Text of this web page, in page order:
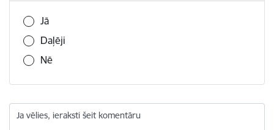
Jā
Daļēji
Nē
Ja vēlies, ieraksti šeit komentāru